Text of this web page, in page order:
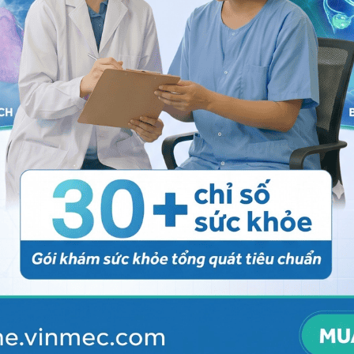
bị suy giảm trong các trường hợp:
bệnh ruột gây mất protein.
bẩm sinh hoặc không có gamma globulin máu